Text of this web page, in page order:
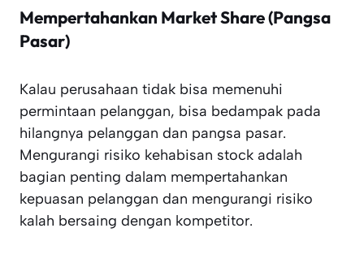
Mempertahankan Market Share (Pangsa
Pasar)
Kalau perusahaan tidak bisa memenuhi
permintaan pelanggan, bisa bedampak pada
hilangnya pelanggan dan pangsa pasar.
Mengurangi risiko kehabisan stock adalah
bagian penting dalam mempertahankan
kepuasan pelanggan dan mengurangi risiko
kalah bersaing dengan kompetitor.